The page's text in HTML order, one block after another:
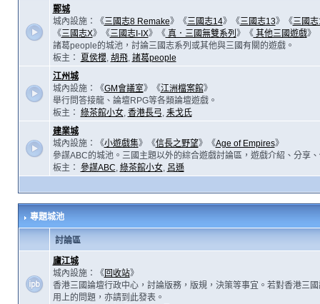
鄴城
城內設施：《三國志8 Remake》《三國志14》《三國志13》《三國
《三國志X》《三國志I-IX》《真．三國無雙系列 》《其他三國遊戲》
諸葛people的城池，討論三國志系列或其他與三國有關的遊戲。
板主：
夏侯櫻, 胡飛, 諸葛people
江州城
城內設施：《GM會議室》《江洲檔案館》
舉行問答接龍、論壇RPG等各類論壇遊戲。
板主： 綠茶館小女, 香港長弓, 耒戈氏
建業城
城內設施：《小遊戲集》《信長之野望》《Age of Empires》
參謀ABC的城池。三國主題以外的綜合遊戲討論區，遊戲介紹、分享
板主： 參謀ABC, 綠茶館小女, 呂遜
專題城池
討論區
廬江城
城內設施：《回收站》
香港三國論壇行政中心，討論版務，版規，決策等事宜。若對香港三
用上的問題，亦請到此發表。